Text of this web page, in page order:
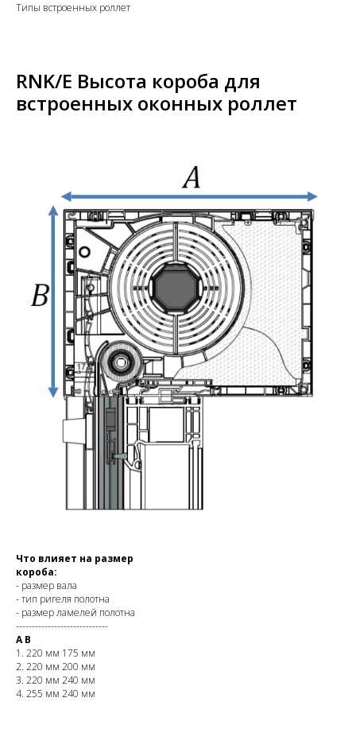
Типы встроенных роллет
RNK/E Высота короба для
встроенных оконных роллет
Что влияет на размер
короба:
- размер вала
- тип ригеля полотна
- размер ламелей полотна
-----------------------------
AB
1. 220 мм 175 мм
2. 220 мм 200 мм
3. 220 мм 240 мм
4. 255 мм 240 мм